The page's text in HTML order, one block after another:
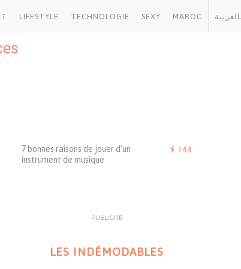
LIFESTYLE TECHNOLOGIE SEXY MAROC
144
7 bonnes raisons de jouer d’un
instrument de musique
PUBLICITÉ
LES INDÉMODABLES